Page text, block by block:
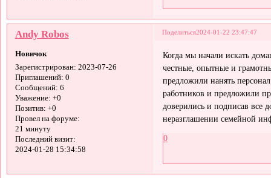
Поделиться2024-01-22 23:47:47
Andy Robos
Новичок
Зарегистрирован: 2023-07-26
Приглашений: 0
Сообщений: 6
Уважение: +0
Позитив: +0
Провел на форуме:
21 минуту
Последний визит:
2024-01-28 15:34:58
Когда мы начали искать
честные, опытные и
предложили нанять
работников и предложили
доверились и подписав все
неразглашении семейной
0